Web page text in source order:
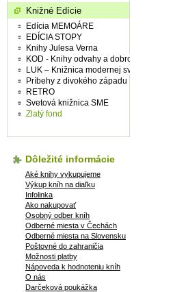
Knižné Edície
Edícia MEMOÁRE
EDÍCIA STOPY
Knihy Julesa Verna
KOD - Knihy odvahy a dobrodružství
LUK – Knižnica modernej svetovej prózy
Príbehy z divokého západu
RETRO
Svetová knižnica SME
Zlatý fond
Dôležité informácie
Aké knihy vykupujeme
Výkup kníh na diaľku
Infolinka
Ako nakupovať
Osobný odber kníh
Odberné miesta v Čechách
Odberné miesta na Slovensku
Poštovné do zahraničia
Možnosti platby
Nápoveda k hodnoteniu kníh
O nás
Darčeková poukážka